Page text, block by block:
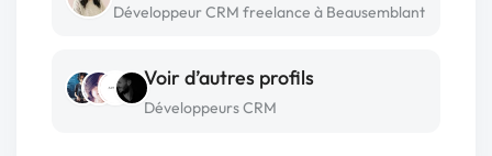
Développeur CRM freelance à Beausemblant
Voir d’autres profils
Développeurs CRM